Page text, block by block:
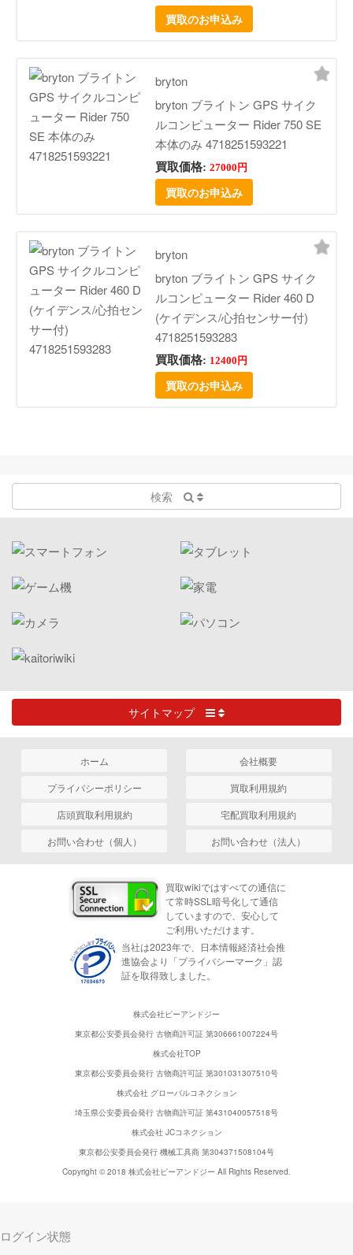
買取のお申込み
bryton
bryton ブライトン GPS サイク
ルコンピューター Rider 750 SE
本体のみ 4718251593221
買取価格: 27000円
買取のお申込み
bryton
bryton ブライトン GPS サイク
ルコンピューター Rider 460 D
(ケイデンス/心拍センサー付)
4718251593283
買取価格: 12400円
買取のお申込み
検索
サイトマップ
ホーム
会社概要
プライバシーポリシー
買取利用規約
店頭買取利用規約
宅配買取利用規約
お問い合わせ（個人）
お問い合わせ（法人）
買取wikiではすべての通信に
て常時SSL暗号化して通信
していますので、安心して
ご利用いただけます。
当社は2023年で、日本情報経済社会推
進協会より「プライバシーマーク」認
証を取得致しました。
株式会社ピーアンドジー
東京都公安委員会発行 古物商許可証 第306661007224号
株式会社TOP
東京都公安委員会発行 古物商許可証 第301031307510号
株式会社 グローバルコネクション
埼玉県公安委員会発行 古物商許可証 第431040057518号
株式会社 JCコネクション
東京都公安委員会発行 機械工具商 第304371508104号
Copyright © 2018 株式会社ピーアンドジー All Rights Reserved.
ログイン状態